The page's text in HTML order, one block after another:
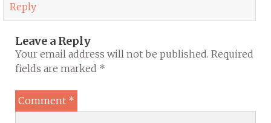
Reply
Leave a Reply
Your email address will not be published. Required
fields are marked *
Comment *